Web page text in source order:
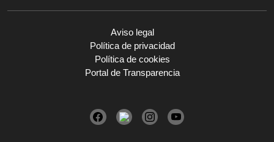
Aviso legal
Política de privacidad
Política de cookies
Portal de Transparencia